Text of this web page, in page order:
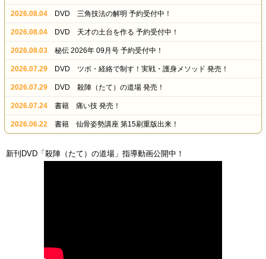
2026.08.04 DVD 三角技法の解明 予約受付中！
2026.08.04 DVD 天才の土台を作る 予約受付中！
2026.08.03 秘伝 2026年 09月号 予約受付中！
2026.07.29 DVD ツボ・経絡で制す！実戦・護身メソッド 発売！
2026.07.29 DVD 殺陣（たて）の道場 発売！
2026.07.24 書籍 痛い技 発売！
2026.06.22 書籍 仙骨姿勢講座 第15刷重版出来！
新刊DVD「殺陣（たて）の道場」指導動画公開中！